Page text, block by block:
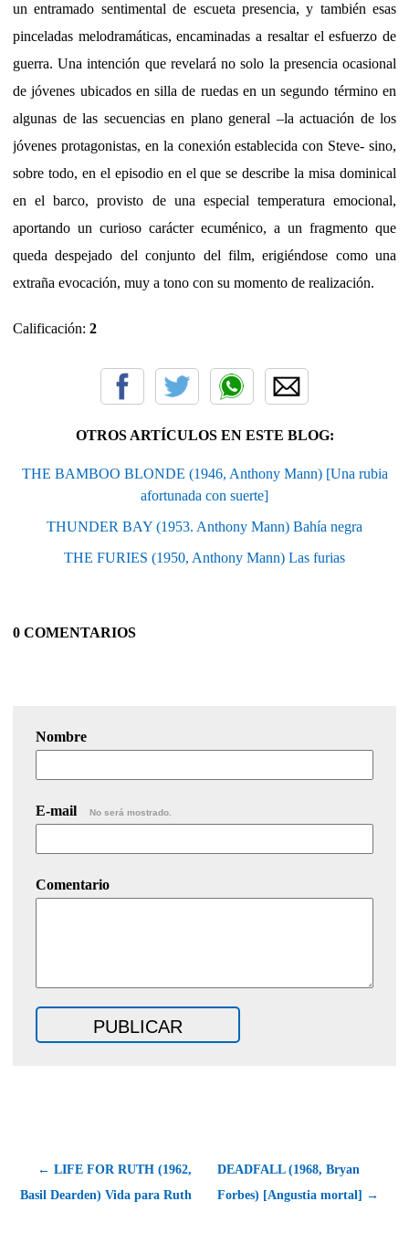
un entramado sentimental de escueta presencia, y también esas
pinceladas melodramáticas, encaminadas a resaltar el esfuerzo de
guerra. Una intención que revelará no solo la presencia ocasional
de jóvenes ubicados en silla de ruedas en un segundo término en
algunas de las secuencias en plano general –la actuación de los
jóvenes protagonistas, en la conexión establecida con Steve- sino,
sobre todo, en el episodio en el que se describe la misa dominical
en el barco, provisto de una especial temperatura emocional,
aportando un curioso carácter ecuménico, a un fragmento que
queda despejado del conjunto del film, erigiéndose como una
extraña evocación, muy a tono con su momento de realización.
Calificación: 2
OTROS ARTÍCULOS EN ESTE BLOG:
THE BAMBOO BLONDE (1946, Anthony Mann) [Una rubia
afortunada con suerte]
THUNDER BAY (1953. Anthony Mann) Bahía negra
THE FURIES (1950, Anthony Mann) Las furias
0 COMENTARIOS
Nombre
E-mail No será mostrado.
Comentario
← LIFE FOR RUTH (1962,
Basil Dearden) Vida para Ruth
DEADFALL (1968, Bryan
Forbes) [Angustia mortal] →